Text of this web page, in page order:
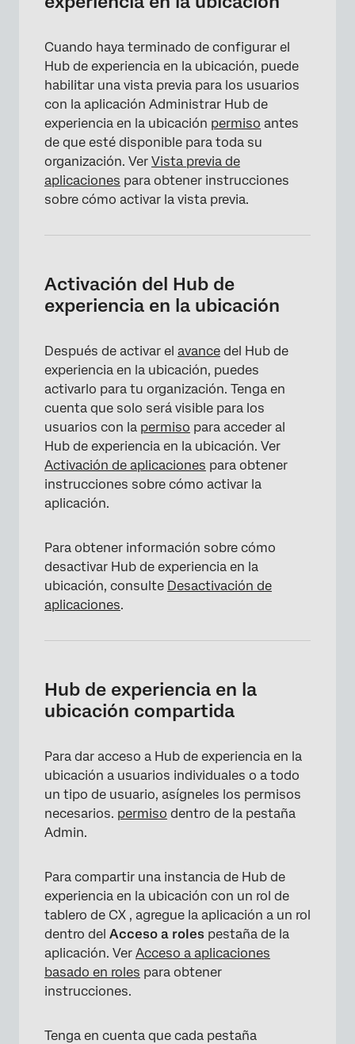
×
Cuando haya terminado de configurar el
Hub de experiencia en la ubicación, puede
habilitar una vista previa para los usuarios
con la aplicación Administrar Hub de
experiencia en la ubicación permiso antes
de que esté disponible para toda su
organización. Ver Vista previa de
aplicaciones para obtener instrucciones
sobre cómo activar la vista previa.
Activación del Hub de
experiencia en la ubicación
Después de activar el avance del Hub de
experiencia en la ubicación, puedes
activarlo para tu organización. Tenga en
cuenta que solo será visible para los
usuarios con la permiso para acceder al
Hub de experiencia en la ubicación. Ver
Activación de aplicaciones para obtener
instrucciones sobre cómo activar la
aplicación.
Para obtener información sobre cómo
desactivar Hub de experiencia en la
ubicación, consulte Desactivación de
aplicaciones.
Hub de experiencia en la
ubicación compartida
Para dar acceso a Hub de experiencia en la
ubicación a usuarios individuales o a todo
un tipo de usuario, asígneles los permisos
necesarios. permiso dentro de la pestaña
Admin.
Para compartir una instancia de Hub de
experiencia en la ubicación con un rol de
tablero de CX , agregue la aplicación a un rol
dentro del Acceso a roles pestaña de la
aplicación. Ver Acceso a aplicaciones
basado en roles para obtener
instrucciones.
Tenga en cuenta que cada pestaña